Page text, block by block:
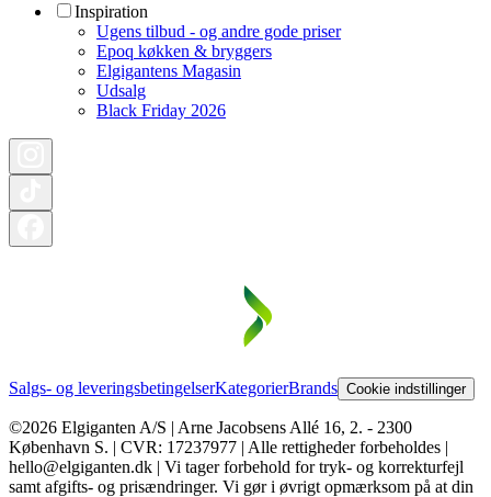
Inspiration
Ugens tilbud - og andre gode priser
Epoq køkken & bryggers
Elgigantens Magasin
Udsalg
Black Friday 2026
Salgs- og leveringsbetingelserKategorierBrands Cookie indstillinger
©2026 Elgiganten A/S | Arne Jacobsens Allé 16, 2. - 2300
København S. | CVR: 17237977 | Alle rettigheder forbeholdes |
hello@elgiganten.dk | Vi tager forbehold for tryk- og korrekturfejl
samt afgifts- og prisændringer. Vi gør i øvrigt opmærksom på at din